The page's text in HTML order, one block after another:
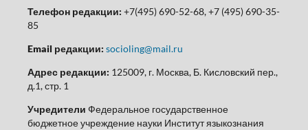
Телефон редакции: +7(495) 690-52-68, +7 (495) 690-35-
85
Email редакции: socioling@mail.ru
Адрес редакции: 125009, г. Москва, Б. Кисловский пер.,
д.1, стр. 1
Учредители Федеральное государственное
бюджетное учреждение науки Институт языкознания